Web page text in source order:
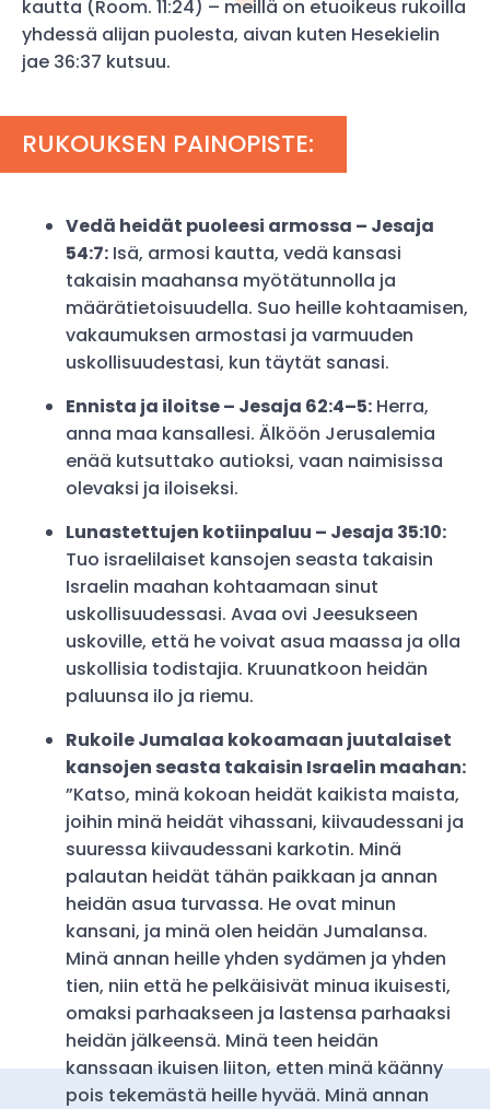
kautta (Room. 11:24) – meillä on etuoikeus rukoilla
yhdessä alijan puolesta, aivan kuten Hesekielin
jae 36:37 kutsuu.
RUKOUKSEN PAINOPISTE:
Vedä heidät puoleesi armossa – Jesaja
54:7: Isä, armosi kautta, vedä kansasi
takaisin maahansa myötätunnolla ja
määrätietoisuudella. Suo heille kohtaamisen,
vakaumuksen armostasi ja varmuuden
uskollisuudestasi, kun täytät sanasi.
Ennista ja iloitse – Jesaja 62:4–5: Herra,
anna maa kansallesi. Älköön Jerusalemia
enää kutsuttako autioksi, vaan naimisissa
olevaksi ja iloiseksi.
Lunastettujen kotiinpaluu – Jesaja 35:10:
Tuo israelilaiset kansojen seasta takaisin
Israelin maahan kohtaamaan sinut
uskollisuudessasi. Avaa ovi Jeesukseen
uskoville, että he voivat asua maassa ja olla
uskollisia todistajia. Kruunatkoon heidän
paluunsa ilo ja riemu.
Rukoile Jumalaa kokoamaan juutalaiset
kansojen seasta takaisin Israelin maahan:
”Katso, minä kokoan heidät kaikista maista,
joihin minä heidät vihassani, kiivaudessani ja
suuressa kiivaudessani karkotin. Minä
palautan heidät tähän paikkaan ja annan
heidän asua turvassa. He ovat minun
kansani, ja minä olen heidän Jumalansa.
Minä annan heille yhden sydämen ja yhden
tien, niin että he pelkäisivät minua ikuisesti,
omaksi parhaakseen ja lastensa parhaaksi
heidän jälkeensä. Minä teen heidän
kanssaan ikuisen liiton, etten minä käänny
pois tekemästä heille hyvää. Minä annan